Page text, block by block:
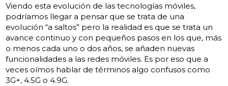
Viendo esta evolución de las tecnologías móviles,
podríamos llegar a pensar que se trata de una
evolución “a saltos” pero la realidad es que se trata un
avance continuo y con pequeños pasos en los que, más
o menos cada uno o dos años, se añaden nuevas
funcionalidades a las redes móviles. Es por eso que a
veces oímos hablar de términos algo confusos como
3G+, 4.5G o 4.9G.